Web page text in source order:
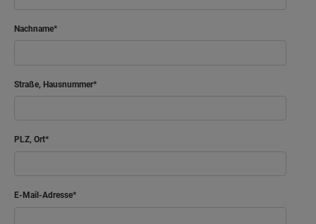
Nachname
Straße, Hausnummer
PLZ, Ort
E-Mail-Adresse